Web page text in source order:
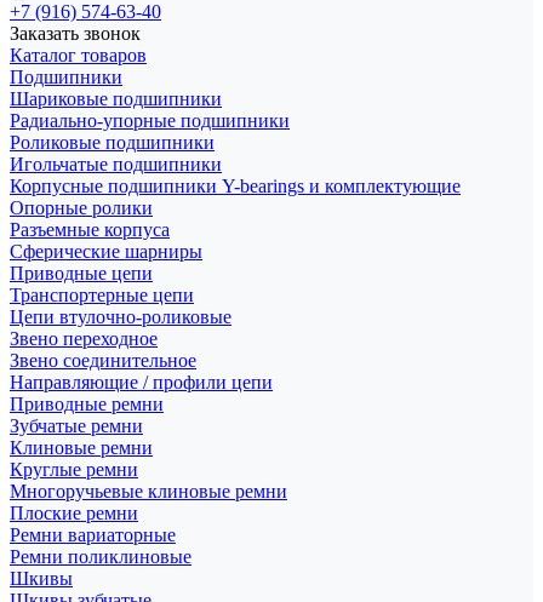
+7 (916) 574-63-40
Заказать звонок
Каталог товаров
Подшипники
Шариковые подшипники
Радиально-упорные подшипники
Роликовые подшипники
Игольчатые подшипники
Корпусные подшипники Y-bearings и комплектующие
Опорные ролики
Разъемные корпуса
Сферические шарниры
Приводные цепи
Транспортерные цепи
Цепи втулочно-роликовые
Звено переходное
Звено соединительное
Направляющие / профили цепи
Приводные ремни
Зубчатые ремни
Клиновые ремни
Круглые ремни
Многоручьевые клиновые ремни
Плоские ремни
Ремни вариаторные
Ремни поликлиновые
Шкивы